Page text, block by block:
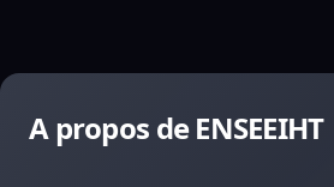
A propos de ENSEEIHT